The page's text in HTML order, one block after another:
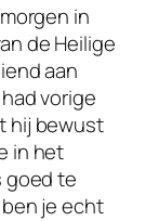
in
de Heilige
aan
vorige
hij bewust
in het
goed te
je echt